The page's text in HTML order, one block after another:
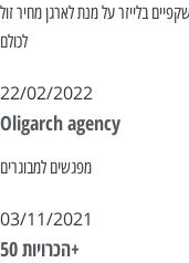
בלייזר על מנת לארגן מחיר זול
לכולם
22/02/2022
Oligarch agency
מפגשים למבוגרים
03/11/2021
הכרויות 50+